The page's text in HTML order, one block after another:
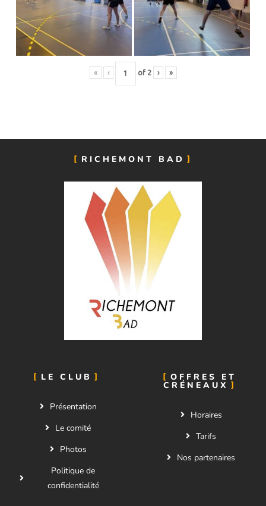
« ‹ of 2 › »
RICHEMONT BAD
LE CLUB
Présentation
Le comité
Photos
Politique de
confidentialité
OFFRES ET
CRÉNEAUX
Horaires
Tarifs
Nos partenaires